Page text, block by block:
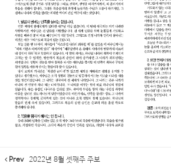
Prev 2022년 8월 셋째주 주보